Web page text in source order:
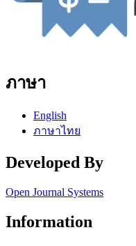
ภาษา
English
ภาษาไทย
Developed By
Open Journal Systems
Information